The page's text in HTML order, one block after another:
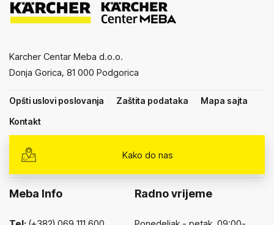
Karcher Centar Meba d.o.o.
Donja Gorica, 81 000 Podgorica
Opšti uslovi poslovanja Zaštita podataka
Mapa sajta
Kontakt
Kako do nas
Meba Info Radno vrijeme